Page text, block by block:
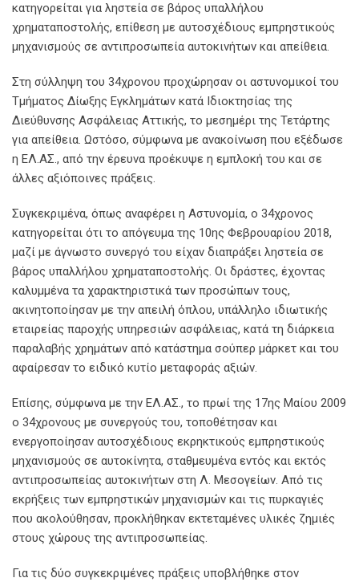
κατηγορείται για ληστεία σε βάρος υπαλλήλου
χρηματαποστολής, επίθεση με αυτοσχέδιους εμπρηστικούς
μηχανισμούς σε αντιπροσωπεία αυτοκινήτων και απείθεια.
Στη σύλληψη του 34χρονου προχώρησαν οι αστυνομικοί του
Τμήματος Δίωξης Εγκλημάτων κατά Ιδιοκτησίας της
Διεύθυνσης Ασφάλειας Αττικής, το μεσημέρι της Τετάρτης
για απείθεια. Ωστόσο, σύμφωνα με ανακοίνωση που εξέδωσε
η ΕΛ.ΑΣ., από την έρευνα προέκυψε η εμπλοκή του και σε
άλλες αξιόποινες πράξεις.
Συγκεκριμένα, όπως αναφέρει η Αστυνομία, ο 34χρονος
κατηγορείται ότι το απόγευμα της 10ης Φεβρουαρίου 2018,
μαζί με άγνωστο συνεργό του είχαν διαπράξει ληστεία σε
βάρος υπαλλήλου χρηματαποστολής. Οι δράστες, έχοντας
καλυμμένα τα χαρακτηριστικά των προσώπων τους,
ακινητοποίησαν με την απειλή όπλου, υπάλληλο ιδιωτικής
εταιρείας παροχής υπηρεσιών ασφάλειας, κατά τη διάρκεια
παραλαβής χρημάτων από κατάστημα σούπερ μάρκετ και του
αφαίρεσαν το ειδικό κυτίο μεταφοράς αξιών.
Επίσης, σύμφωνα με την ΕΛ.ΑΣ., το πρωί της 17ης Μαίου 2009
ο 34χρονους με συνεργούς του, τοποθέτησαν και
ενεργοποίησαν αυτοσχέδιους εκρηκτικούς εμπρηστικούς
μηχανισμούς σε αυτοκίνητα, σταθμευμένα εντός και εκτός
αντιπροσωπείας αυτοκινήτων στη Λ. Μεσογείων. Από τις
εκρήξεις των εμπρηστικών μηχανισμών και τις πυρκαγιές
που ακολούθησαν, προκλήθηκαν εκτεταμένες υλικές ζημιές
στους χώρους της αντιπροσωπείας.
Για τις δύο συγκεκριμένες πράξεις υποβλήθηκε στον